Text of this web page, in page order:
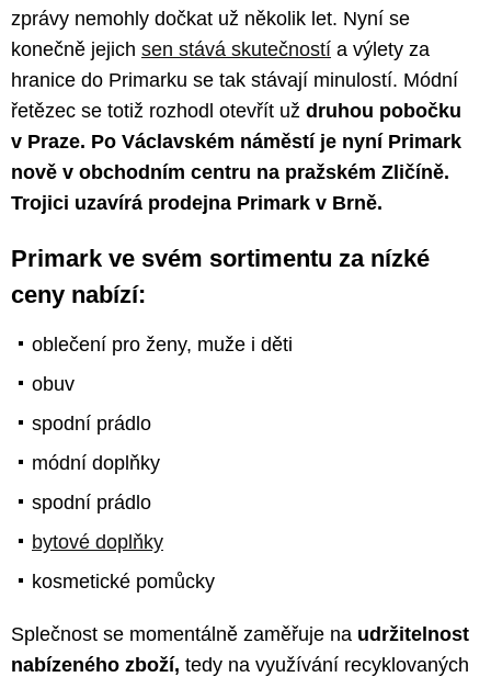
zprávy nemohly dočkat už několik let. Nyní se
konečně jejich sen stává skutečností a výlety za
hranice do Primarku se tak stávají minulostí. Módní
řetězec se totiž rozhodl otevřít už druhou pobočku
v Praze. Po Václavském náměstí je nyní Primark
nově v obchodním centru na pražském Zličíně.
Trojici uzavírá prodejna Primark v Brně.
Primark ve svém sortimentu za nízké
ceny nabízí:
oblečení pro ženy, muže i děti
obuv
spodní prádlo
módní doplňky
spodní prádlo
bytové doplňky
kosmetické pomůcky
Splečnost se momentálně zaměřuje na udržitelnost
nabízeného zboží, tedy na využívání recyklovaných